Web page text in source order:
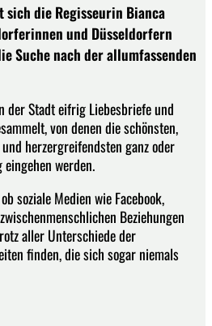
die Regisseurin Bianca
und Düsseldorfern
Suche nach der allumfassenden
der Stadt eifrig Liebesbriefe und
von denen die schönsten,
herzergreifendsten ganz oder
werden.
soziale Medien wie Facebook,
Beziehungen
aller Unterschiede der
finden, die sich sogar niemals